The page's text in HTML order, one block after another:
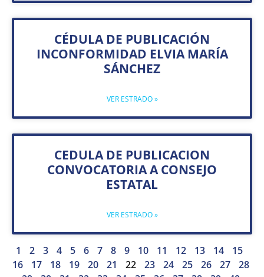
CÉDULA DE PUBLICACIÓN
INCONFORMIDAD ELVIA MARÍA
SÁNCHEZ
VER ESTRADO »
CEDULA DE PUBLICACION
CONVOCATORIA A CONSEJO
ESTATAL
VER ESTRADO »
1 2 3 4 5 6 7 8 9 10 11 12 13 14
15
16
17 18 19 20 21 22 23 24 25 26 27
28